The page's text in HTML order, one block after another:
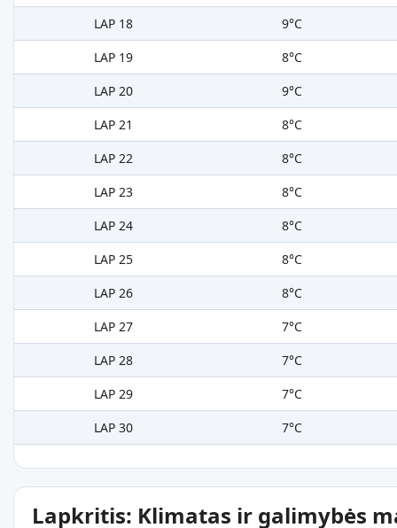
LAP 18
9°C
LAP 19
8°C
LAP 20
9°C
LAP 21
8°C
LAP 22
8°C
LAP 23
8°C
LAP 24
8°C
LAP 25
8°C
LAP 26
8°C
LAP 27
7°C
LAP 28
7°C
LAP 29
7°C
LAP 30
7°C
Lapkritis: Klimatas ir galimybės